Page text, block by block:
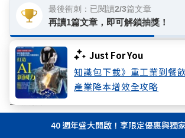
Just For You
知識包下載》重工業到餐
產業降本增效全攻略
國泰人壽建議，民眾除了關注自身
將「檢視社會網絡」視為與健康檢
規劃同等重要的準備任務。透過定
繫的親友人數，以及可自在求助、
保風險準備時能獲取足夠資訊、風
立無援。
40 週年盛大開啟！享限定優惠與獨
最後衝刺：已閱讀2/3篇文章
再讀1篇文章，即可解鎖抽獎！